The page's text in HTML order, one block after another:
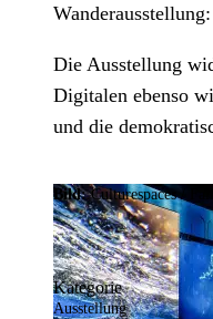
Die Ausstellung
Digitalen ebenso
und die
Bild:Culturespaces /
Kategorie
Ausstellung